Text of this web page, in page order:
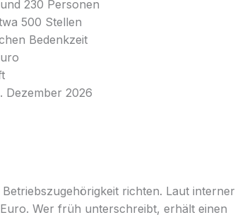
230 Personen
500 Stellen
Bedenkzeit
Dezember 2026
richten. Laut interner
Wer früh unterschreibt, erhält einen